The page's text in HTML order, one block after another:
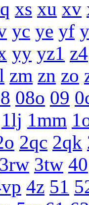
xs xu xv
yc ye yf
yy yz1 z4
zm zn zo
08o 09
1lj 1mm
2qc 2qk
3rw 3tw 40
4z 51